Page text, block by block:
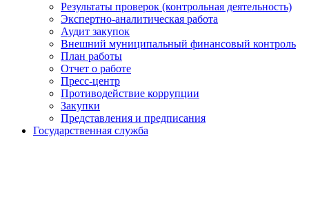
Результаты проверок (контрольная деятельность)
Экспертно-аналитическая работа
Аудит закупок
Внешний муниципальный финансовый контроль
План работы
Отчет о работе
Пресс-центр
Противодействие коррупции
Закупки
Представления и предписания
Государственная служба